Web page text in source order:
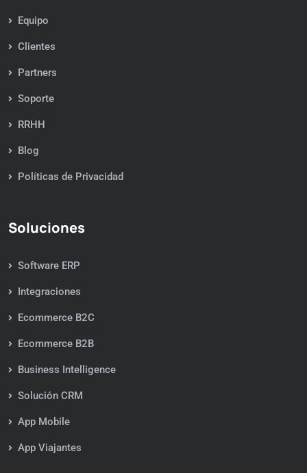
Equipo
Clientes
Partners
Soporte
RRHH
Blog
Políticas de Privacidad
Soluciones
Software ERP
Integraciones
Ecommerce B2C
Ecommerce B2B
Business Intelligence
Solución CRM
App Mobile
App Viajantes